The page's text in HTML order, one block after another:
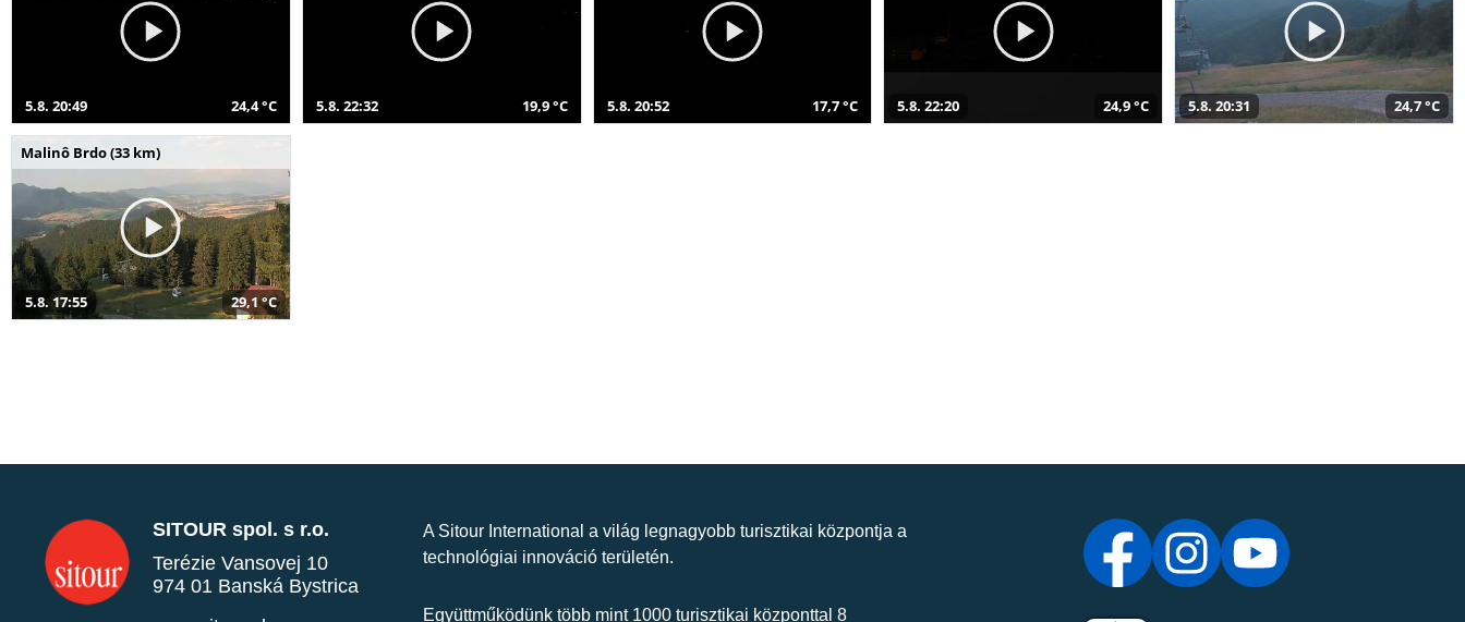
5.8. 20:49 24,4 °C 5.8. 22:32 19,9 °C 5.8. 20:52 17,7 °C 5.8. 22:20 24,9 °C 5.8. 20:31 24,7 °C
Malinô Brdo (33 km)
5.8. 17:55 29,1 °C
SITOUR spol. s r.o.
Terézie Vansovej 10
974 01 Banská Bystrica
A Sitour International a világ legnagyobb turisztikai központja a
technológiai innováció területén.
Együttműködünk több mint 1000 turisztikai központtal 8